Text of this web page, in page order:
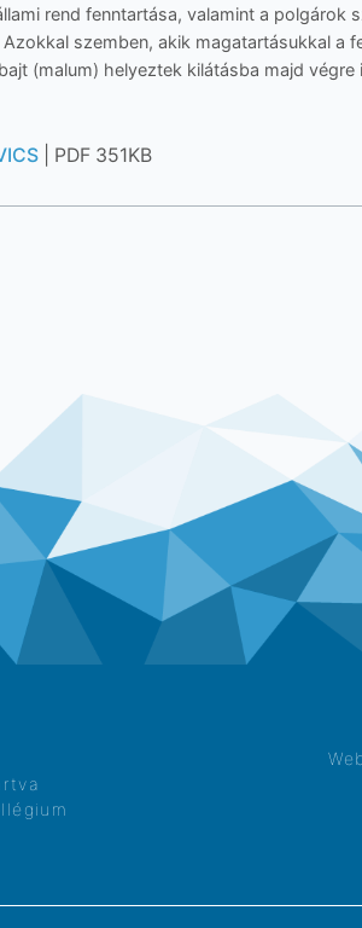
rend fenntartása, valamint a polgárok
szemben, akik magatartásukkal a
(malum) helyeztek kilátásba majd végre
| PDF 351KB